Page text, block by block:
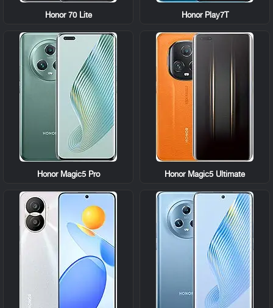
Honor Play7T
Honor 70 Lite
Honor Magic5 Ultimate
Honor Magic5 Pro